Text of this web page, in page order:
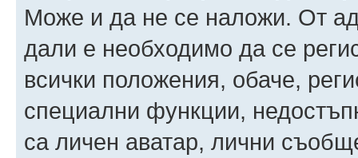
Може и да не се наложи. От
дали е необходимо да се
всички положения, обаче,
специални функции,
са личен аватар, лични